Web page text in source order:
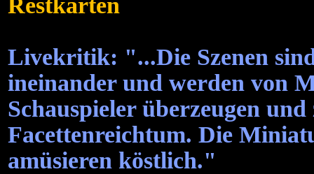
Livekritik: "...Die Szenen
ineinander und werden von
Schauspieler überzeugen und
Facettenreichtum. Die
amüsieren köstlich."